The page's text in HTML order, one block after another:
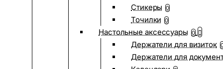
Стикеры 0
Точилки 0
Настольные аксессуары 0
Держатели для визиток
Держатели для